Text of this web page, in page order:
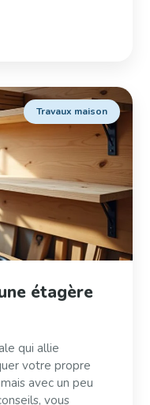
Travaux maison
étagère
qui allie
votre propre
avec un peu
vous